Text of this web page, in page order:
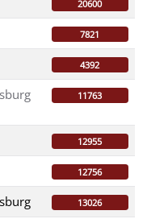
20600
7821
4392
11763
12955
12756
13026